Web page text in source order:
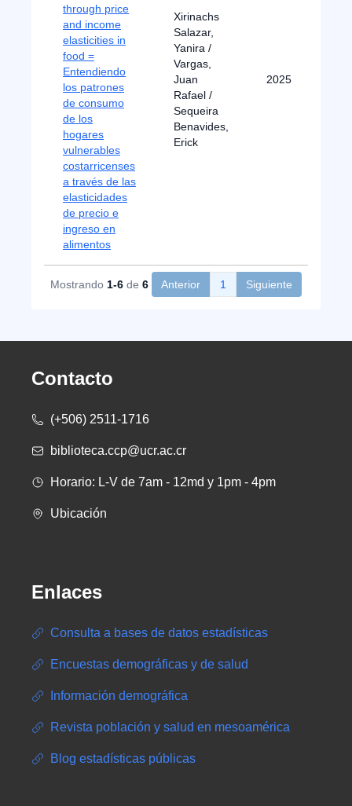
through price
and income
elasticities in
food =
Entendiendo
los patrones
de consumo
de los
hogares
vulnerables
costarricenses
a través de las
elasticidades
de precio e
ingreso en
alimentos
Xirinachs
Salazar,
Yanira /
Vargas,
Juan
Rafael /
Sequeira
Benavides,
Erick
2025
Mostrando 1-6 de 6 Anterior 1 Siguiente
Contacto
(+506) 2511-1716
biblioteca.ccp@ucr.ac.cr
Horario: L-V de 7am - 12md y 1pm - 4pm
Ubicación
Enlaces
Consulta a bases de datos estadísticas
Encuestas demográficas y de salud
Información demográfica
Revista población y salud en mesoamérica
Blog estadísticas públicas